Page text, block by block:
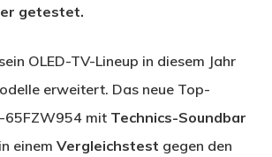
getestet.
OLED-TV-Lineup in diesem Jahr
erweitert. Das neue Top-
65FZW954 mit Technics-Soundbar
einem Vergleichstest gegen den